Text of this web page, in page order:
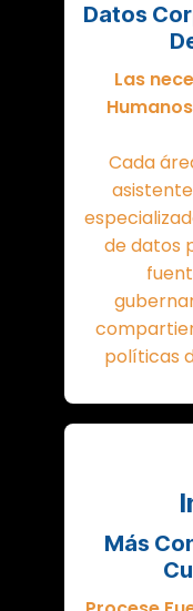
Datos
Las
Cada
de datos
políticas
Más